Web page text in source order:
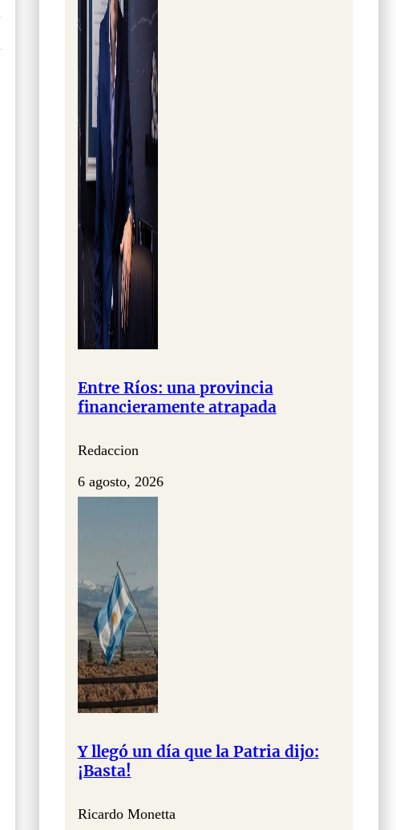
Entre Ríos: una provincia
financieramente atrapada
Redaccion
6 agosto, 2026
Y llegó un día que la Patria dijo:
¡Basta!
Ricardo Monetta